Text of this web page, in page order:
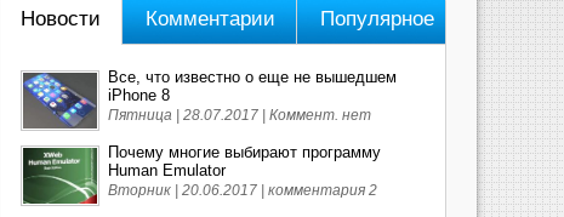
Новости Комментарии Популярное
Все, что известно о еще не вышедшем
iPhone 8
Пятница | 28.07.2017 | Коммент. нет
Почему многие выбирают программу
Human Emulator
Вторник | 20.06.2017 | комментария 2